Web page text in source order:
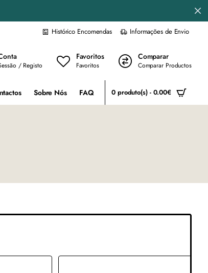
Histórico Encomendas Informações de Envio
/ Registo
Favoritos
Favoritos
Comparar
Comparar Productos
Sobre Nós FAQ 0 produto(s) - 0.00€